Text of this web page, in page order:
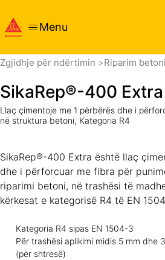
Menu
Zgjidhje për ndërtimin Riparim betoni
SikaRep®-400 Extra
Llaç çimentoje me 1 përbërës dhe i
në struktura betoni, Kategoria R4
SikaRep®-400 Extra është llaç
dhe i përforcuar me fibra për
riparimi betoni, në trashësi të
kërkesat e kategorisë R4 të EN
Kategoria R4 sipas EN 1504-3
Për trashësi aplikimi midis 5 mm dhe
(për shtresë)